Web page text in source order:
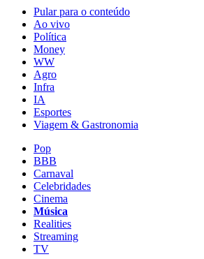
Pular para o conteúdo
Ao vivo
Política
Money
WW
Agro
Infra
IA
Esportes
Viagem & Gastronomia
Pop
BBB
Carnaval
Celebridades
Cinema
Música
Realities
Streaming
TV